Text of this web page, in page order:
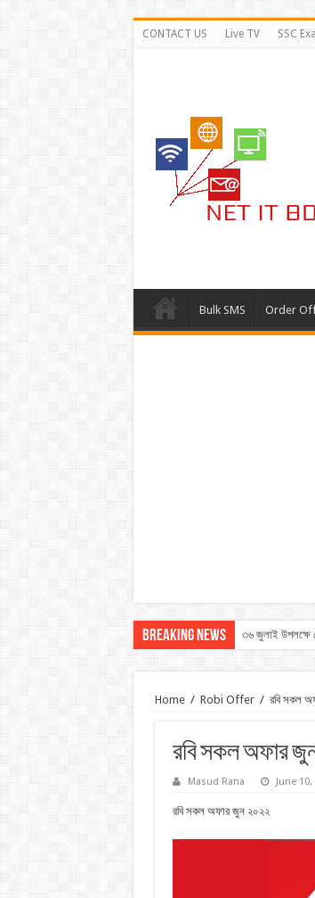
CONTACT US Live TV SSC
Bulk SMS Order
Breaking News ৩৬ জুলাই উপলক্ষে
Home / Robi Offer / রবি সকল
রবি সকল অফার
Masud Rana June 10,
রবি সকল অফার জুন ২০২২